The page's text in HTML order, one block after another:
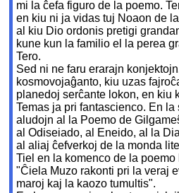
mi la ĉefa figuro de la poemo.
en kiu ni ja vidas tuj Noaon de
al kiu Dio ordonis pretigi
kune kun la familio el la perea
Tero.
Sed ni ne faru erarajn
kosmovojaĝanto, kiu uzas
planedoj serĉante lokon, en kiu
Temas ja pri fantascienco. En
aludojn al la Poemo de
al Odiseiado, al Eneido, al la
al aliaj ĉefverkoj de la monda
Tiel en la komenco de la
"Ĉiela Muzo rakonti pri la veraj
maroj kaj la kaozo tumultis".